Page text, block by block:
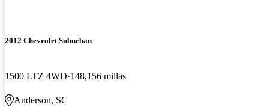
2012 Chevrolet Suburban
1500 LTZ 4WD 148,156 millas
Anderson, SC